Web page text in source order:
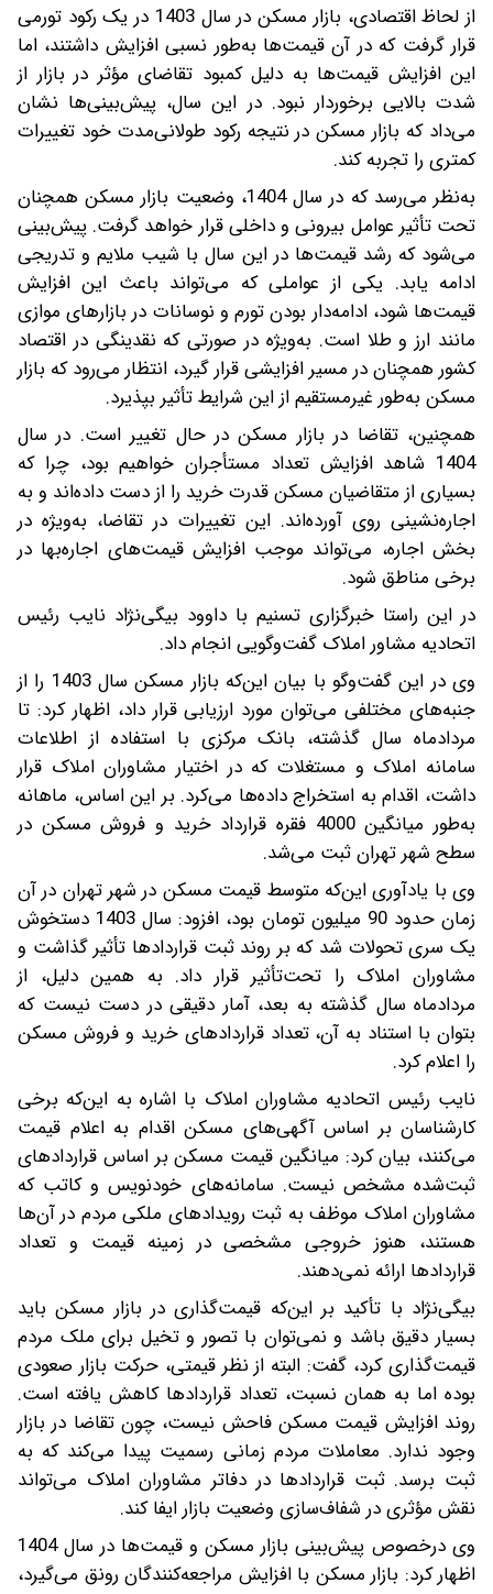
از لحاظ اقتصادی، بازار مسکن در سال 1403 در یک رکود تورمی
قرار گرفت که در آن قیمت‌ها به‌طور نسبی افزایش داشتند، اما
این افزایش قیمت‌ها به دلیل کمبود تقاضای مؤثر در بازار از
شدت بالایی برخوردار نبود. در این سال، پیش‌بینی‌ها نشان
می‌داد که بازار مسکن در نتیجه رکود طولانی‌مدت خود تغییرات
کمتری را تجربه کند.
به‌نظر می‌رسد که در سال 1404، وضعیت بازار مسکن همچنان
تحت تأثیر عوامل بیرونی و داخلی قرار خواهد گرفت. پیش‌بینی
می‌شود که رشد قیمت‌ها در این سال با شیب ملایم و تدریجی
ادامه یابد. یکی از عواملی که می‌تواند باعث این افزایش
قیمت‌ها شود، ادامه‌دار بودن تورم و نوسانات در بازارهای موازی
مانند ارز و طلا است. به‌ویژه در صورتی که نقدینگی در اقتصاد
کشور همچنان در مسیر افزایشی قرار گیرد، انتظار می‌رود که بازار
مسکن به‌طور غیرمستقیم از این شرایط تأثیر بپذیرد.
همچنین، تقاضا در بازار مسکن در حال تغییر است. در سال
1404 شاهد افزایش تعداد مستأجران خواهیم بود، چرا که
بسیاری از متقاضیان مسکن قدرت خرید را از دست داده‌اند و به
اجاره‌نشینی روی آورده‌اند. این تغییرات در تقاضا، به‌ویژه در
بخش اجاره، می‌تواند موجب افزایش قیمت‌های اجاره‌بها در
برخی مناطق شود.
در این راستا خبرگزاری تسنیم با داوود بیگی‌نژاد نایب رئیس
اتحادیه مشاور املاک گفت‌وگویی انجام داد.
وی در این گفت‌وگو با بیان این‌که بازار مسکن سال 1403 را از
جنبه‌های مختلفی می‌توان مورد ارزیابی قرار داد، اظهار کرد: تا
مردادماه سال گذشته، بانک مرکزی با استفاده از اطلاعات
سامانه املاک و مستغلات که در اختیار مشاوران املاک قرار
داشت، اقدام به استخراج داده‌ها می‌کرد. بر این اساس، ماهانه
به‌طور میانگین 4000 فقره قرارداد خرید و فروش مسکن در
سطح شهر تهران ثبت می‌شد.
وی با یادآوری این‌که متوسط قیمت مسکن در شهر تهران در آن
زمان حدود 90 میلیون تومان بود، افزود: سال 1403 دستخوش
یک سری تحولات شد که بر روند ثبت قراردادها تأثیر گذاشت و
مشاوران املاک را تحت‌تأثیر قرار داد. به همین دلیل، از
مردادماه سال گذشته به بعد، آمار دقیقی در دست نیست که
بتوان با استناد به آن، تعداد قراردادهای خرید و فروش مسکن
را اعلام کرد.
نایب رئیس اتحادیه مشاوران املاک با اشاره به این‌که برخی
کارشناسان بر اساس آگهی‌های مسکن اقدام به اعلام قیمت
می‌کنند، بیان کرد: میانگین قیمت مسکن بر اساس قراردادهای
ثبت‌شده مشخص نیست. سامانه‌های خودنویس و کاتب که
مشاوران املاک موظف به ثبت رویدادهای ملکی مردم در آن‌ها
هستند، هنوز خروجی مشخصی در زمینه قیمت و تعداد
قراردادها ارائه نمی‌دهند.
بیگی‌نژاد با تأکید بر این‌که قیمت‌گذاری در بازار مسکن باید
بسیار دقیق باشد و نمی‌توان با تصور و تخیل برای ملک مردم
قیمت‌گذاری کرد، گفت: البته از نظر قیمتی، حرکت بازار صعودی
بوده اما به همان نسبت، تعداد قراردادها کاهش یافته است.
روند افزایش قیمت مسکن فاحش نیست، چون تقاضا در بازار
وجود ندارد. معاملات مردم زمانی رسمیت پیدا می‌کند که به
ثبت برسد. ثبت قراردادها در دفاتر مشاوران املاک می‌تواند
نقش مؤثری در شفاف‌سازی وضعیت بازار ایفا کند.
وی درخصوص پیش‌بینی بازار مسکن و قیمت‌ها در سال 1404
اظهار کرد: بازار مسکن با افزایش مراجعه‌کنندگان رونق می‌گیرد،